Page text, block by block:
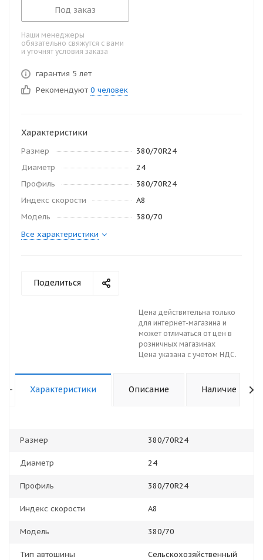
Под заказ
Наши менеджеры
обязательно свяжутся с вами
и уточнят условия заказа
гарантия 5 лет
Рекомендуют 0 человек
Характеристики
Размер
380/70R24
Диаметр
24
Профиль
380/70R24
Индекс скорости
A8
Модель
380/70
Все характеристики
Поделиться
Цена действительна только
для интернет-магазина и
может отличаться от цен в
розничных магазинах
Цена указана с учетом НДС.
- Характеристики Описание Наличие
Размер 380/70R24
Диаметр 24
Профиль 380/70R24
Индекс скорости A8
Модель 380/70
Тип автошины Сельскохозяйственный